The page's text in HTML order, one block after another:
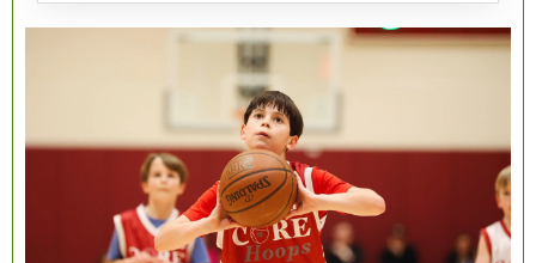
mingii);
3. procedee de finalizare (aruncarea la
1. procedee simple;
2. procedee combinate (succesiuni de
procedee tehnice)